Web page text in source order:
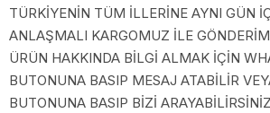
TÜRKİYENİN TÜM İLLERİNE AYNI GÜN
ANLAŞMALI KARGOMUZ İLE
ÜRÜN HAKKINDA BİLGİ ALMAK İÇİN
BUTONUNA BASIP MESAJ ATABİLİR
BUTONUNA BASIP BİZİ